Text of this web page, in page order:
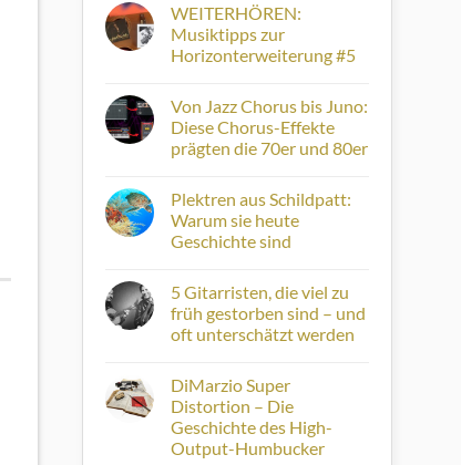
zu
Dreadnought
oder
Grand
passt
zu
dir?
WEITERHÖREN:
Musiktipps zur
Horizonterweiterung #5
zu
WEITERHÖREN:
Musiktipps
zur
Horizonterweiterung
Von Jazz Chorus bis Juno:
Diese Chorus-Effekte
prägten die 70er und 80er
zu
Von
Jazz
Chorus
Diese
Chorus-
Effekte
prägten
die
80er
Plektren aus Schildpatt:
Warum sie heute
Geschichte sind
zu
Plektren
aus
Schildpatt:
heute
Geschichte
sind
5 Gitarristen, die viel zu
früh gestorben sind – und
oft unterschätzt werden
zu
5
Gitarristen,
die
viel
zu
DiMarzio Super
Distortion – Die
Geschichte des High-
Output-Humbucker